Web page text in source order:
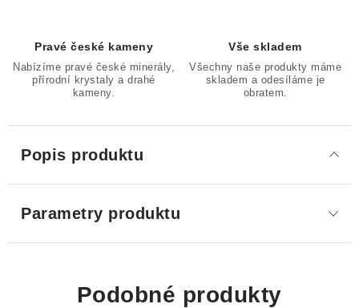
Pravé české kameny
Nabízíme pravé české minerály,
přírodní krystaly a drahé
kameny.
Vše skladem
Všechny naše produkty máme
skladem a odesíláme je
obratem.
Popis produktu
Parametry produktu
Podobné produkty